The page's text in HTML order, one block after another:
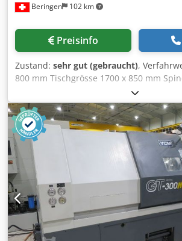
Beringen 102 km
Preisinfo
Zustand: sehr gut (gebraucht),
800 mm Tischgrösse 1700 x 850 mm
SK40 Spindeldrehzahlen -10'000 U/min
Alyea Werkzeugwechsler 30 Pos.
iTNC530 3D Messtaster Diverses Zubehör
MASCHINEN CH